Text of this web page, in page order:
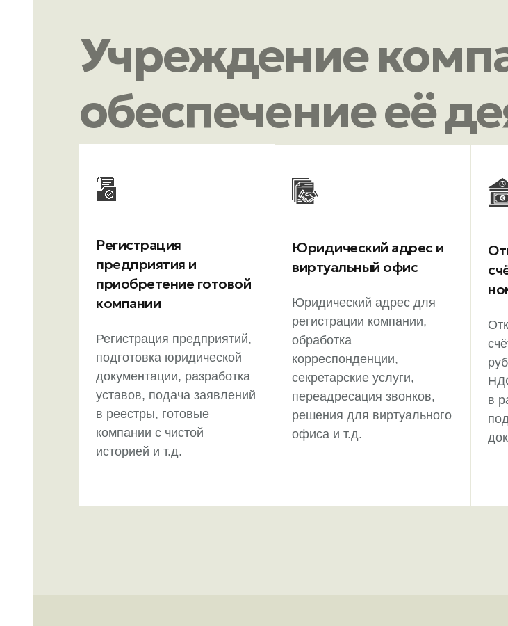
Учреждение
обеспечение её
Регистрация
предприятия и
приобретение готовой
компании
Регистрация предприятий,
подготовка юридической
документации, разработка
уставов, подача заявлений
в реестры, готовые
компании с чистой
историей и т.д.
Юридический адрес и
виртуальный офис
Юридический адрес для
регистрации компании,
обработка
корреспонденции,
секретарские услуги,
переадресация звонков,
решения для виртуального
офиса и т.д.
в